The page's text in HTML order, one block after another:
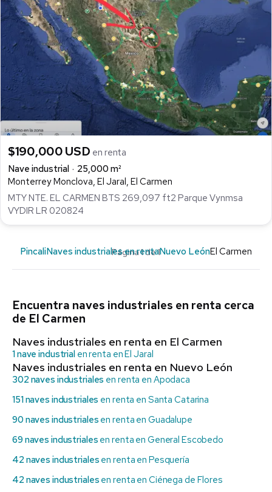
$190,000 USD en renta
Nave industrial
25,000 m²
Monterrey Monclova, El Jaral, El Carmen
MTY NTE. EL CARMEN BTS 269,097 ft2 Parque Vynmsa
VYDIR LR 020824
Página 1 de 1
PincaliNaves industriales en rentaNuevo LeónEl Carmen
Encuentra naves industriales en renta cerca
de El Carmen
Naves industriales en renta en El Carmen
1 nave industrialen renta en El Jaral
Naves industriales en renta en Nuevo León
302 naves industriales en renta en Apodaca
151 naves industriales en renta en Santa Catarina
90 naves industriales en renta en Guadalupe
69 naves industriales en renta en General Escobedo
42 naves industriales en renta en Pesquería
42 naves industriales en renta en Ciénega de Flores